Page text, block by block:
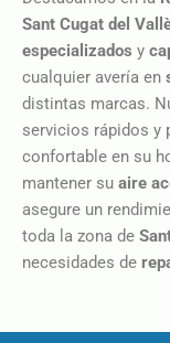
Sant Cugat del
especializados y
cualquier avería en
distintas marcas.
servicios rápidos y
confortable en su
mantener su aire
asegure un
toda la zona de
necesidades de